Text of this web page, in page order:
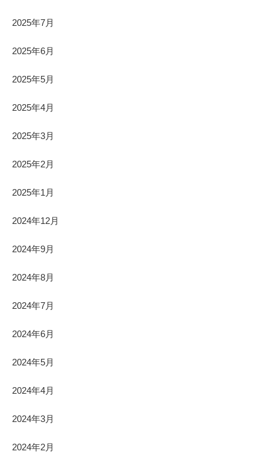
2025年7月
2025年6月
2025年5月
2025年4月
2025年3月
2025年2月
2025年1月
2024年12月
2024年9月
2024年8月
2024年7月
2024年6月
2024年5月
2024年4月
2024年3月
2024年2月